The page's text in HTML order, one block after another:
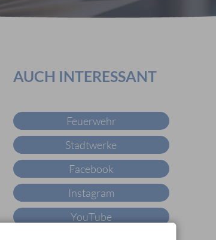
AUCH INTERESSANT
Feuerwehr
Stadtwerke
Facebook
Instagram
YouTube